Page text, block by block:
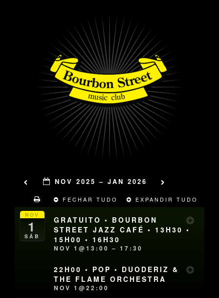
NOV 2025 – JAN 2026
FECHAR TUDO EXPANDIR TUDO
NOV
1
SÁB
GRATUITO • BOURBON
STREET JAZZ CAFÉ • 13H30 •
15H00 • 16H30
NOV 1@13:00 – 17:30
22H00 • POP • DUODERIZ &
THE FLAME ORCHESTRA
NOV 1@22:00